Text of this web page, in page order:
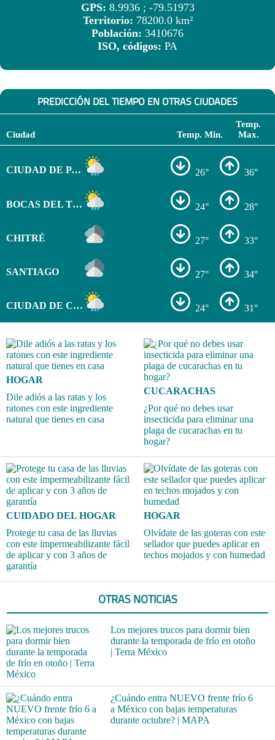
GPS: 8.9936 ; -79.51973
Territorio: 78200.0 km²
Población: 3410676
ISO, códigos: PA
PREDICCIÓN DEL TIEMPO EN OTRAS CIUDADES
Ciudad Temp. Min.
Temp.
Max.
CIUDAD DE PANAMÁ 26° 36°
BOCAS DEL TORO 24° 28°
CHITRÉ 27° 33°
SANTIAGO 27° 34°
CIUDAD DE COLÓN 24° 31°
HOGAR
Dile adiós a las ratas y los
ratones con este ingrediente
natural que tienes en casa
CUCARACHAS
¿Por qué no debes usar
insecticida para eliminar una
plaga de cucarachas en tu
hogar?
CUIDADO DEL HOGAR
Protege tu casa de las lluvias
con este impermeabilizante fácil
de aplicar y con 3 años de
garantía
HOGAR
Olvídate de las goteras con este
sellador que puedes aplicar en
techos mojados y con humedad
OTRAS NOTICIAS
Los mejores trucos para dormir bien
durante la temporada de frío en otoño
| Terra México
¿Cuándo entra NUEVO frente frío 6
a México con bajas temperaturas
durante octubre? | MAPA